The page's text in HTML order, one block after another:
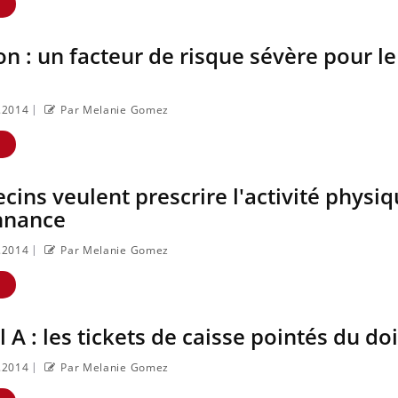
: un facteur de risque sévère pour le
| Par Melanie Gomez
veulent prescrire l'activité
| Par Melanie Gomez
A : les tickets de caisse pointés du
| Par Melanie Gomez
Youtube
Carence en fer : comprendre
pour prévenirYoutube
ou même alopécie… Les symptômes
de la carence en fer sont multiples ce
qui la rend ...
Youtube
Insuline & Charge
on osait en parler??